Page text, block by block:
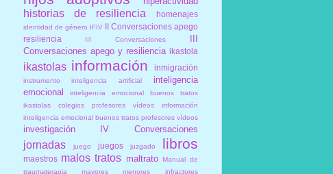
historias de resiliencia homenajes
identidad de género IFIV II Conversaciones apego
resiliencia
III Conversaciones
III
Conversaciones apego y resiliencia ikastola
ikastolas información inmigración
instrumento inteligencia artificial
inteligencia
emocional
inteligencia emocional buenos tratos
ikastolas colegios profesores vídeos información
inteligencia emocional buenos tratos profesores vídeos
investigación IV Conversaciones
jornadas juego juegos juzgado libros
maestros malos tratos maltrato Manual de
traumaterapia
mayores menores infractores